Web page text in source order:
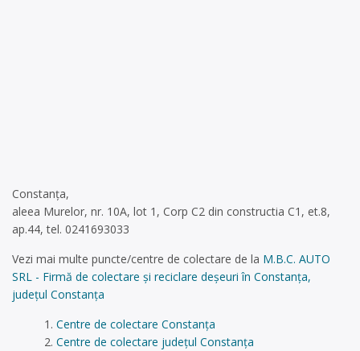
Constanța,
aleea Murelor, nr. 10A, lot 1, Corp C2 din constructia C1, et.8,
ap.44, tel. 0241693033
Vezi mai multe puncte/centre de colectare de la M.B.C. AUTO
SRL - Firmă de colectare și reciclare deșeuri în Constanța,
județul Constanța
Centre de colectare Constanța
Centre de colectare județul Constanța